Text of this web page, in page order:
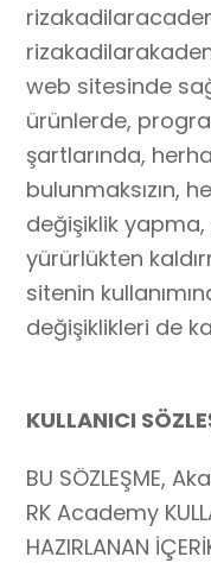
web sitesinde
ürünlerde,
şartlarında,
bulunmaksızın,
değişiklik
yürürlükten
sitenin
değişiklikleri de
KULLANICI
BU SÖZLEŞME,
RK Academy
HAZIRLANAN